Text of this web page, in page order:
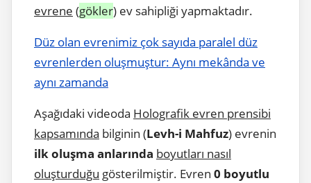
evrene (gökler) ev sahipliği yapmaktadır.
Düz olan evrenimiz çok sayıda paralel düz
evrenlerden oluşmuştur: Aynı mekânda ve
aynı zamanda
Aşağıdaki videoda Holografik evren prensibi
kapsamında bilginin (Levh-i Mahfuz) evrenin
ilk oluşma anlarında boyutları nasıl
oluşturduğu gösterilmiştir. Evren 0 boyutlu